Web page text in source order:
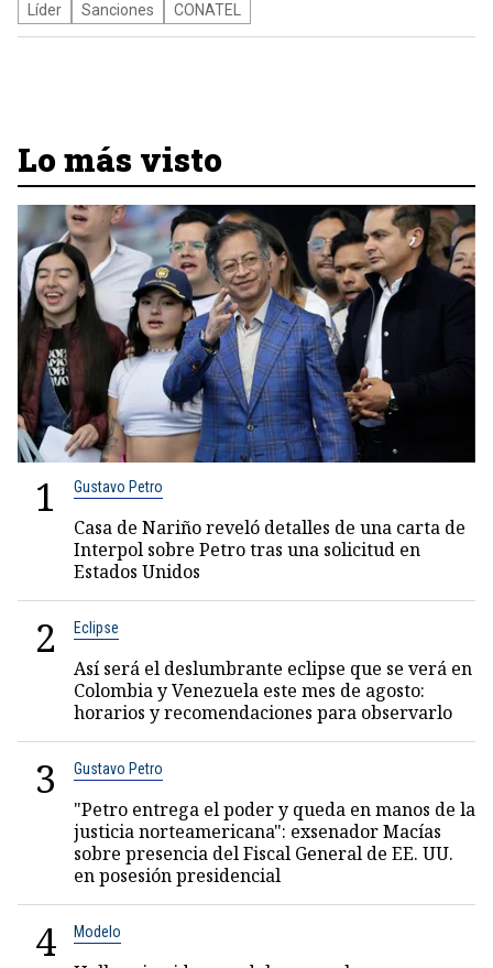
Líder Sanciones CONATEL
Lo más visto
1 Gustavo Petro
Casa de Nariño reveló detalles de una carta de
Interpol sobre Petro tras una solicitud en
Estados Unidos
2 Eclipse
Así será el deslumbrante eclipse que se verá en
Colombia y Venezuela este mes de agosto:
horarios y recomendaciones para observarlo
3 Gustavo Petro
"Petro entrega el poder y queda en manos de la
justicia norteamericana": exsenador Macías
sobre presencia del Fiscal General de EE. UU.
en posesión presidencial
4 Modelo